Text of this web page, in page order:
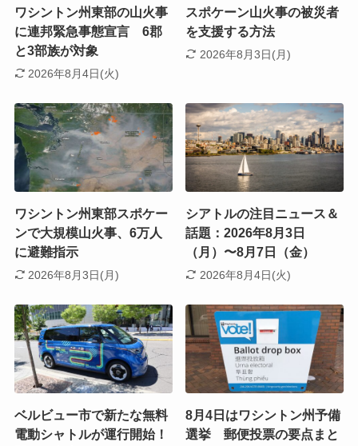
ワシントン州東部の山火事
に連邦緊急事態宣言 6郡
と3部族が対象
2026年8月4日(火)
スポケーン山火事の被災者
を支援する方法
2026年8月3日(月)
ワシントン州東部スポケー
ンで大規模山火事、6万人
に避難指示
2026年8月3日(月)
シアトルの注目ニュース＆
話題：2026年8月3日
（月）〜8月7日（金）
2026年8月4日(火)
ベルビュー市で新たな無料
電動シャトルが運行開始！
8月4日はワシントン州予備
選挙 郵便投票の要点まと